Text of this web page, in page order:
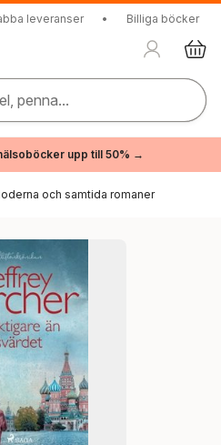
leveranser • Billiga böcker
penna...
upp till 50% →
och samtida romaner